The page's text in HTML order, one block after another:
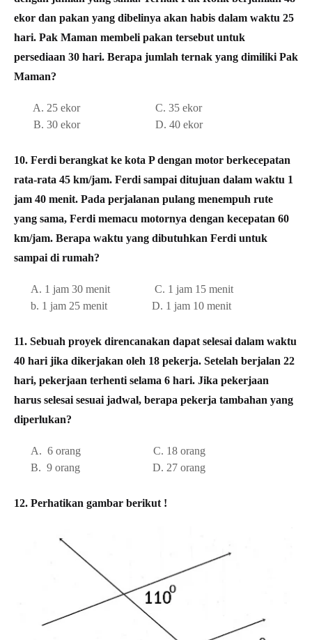
ekor dan pakan yang dibelinya akan habis dalam waktu 25
hari. Pak Maman membeli pakan tersebut untuk
persediaan 30 hari. Berapa jumlah ternak yang dimiliki Pak
Maman?
A. 25 ekor C. 35 ekor
B. 30 ekor D. 40 ekor
10. Ferdi berangkat ke kota P dengan motor berkecepatan
rata-rata 45 km/jam. Ferdi sampai ditujuan dalam waktu 1
jam 40 menit. Pada perjalanan pulang menempuh rute
yang sama, Ferdi memacu motornya dengan kecepatan 60
km/jam. Berapa waktu yang dibutuhkan Ferdi untuk
sampai di rumah?
A. 1 jam 30 menit C. 1 jam 15 menit
b. 1 jam 25 menit D. 1 jam 10 menit
11. Sebuah proyek direncanakan dapat selesai dalam waktu
40 hari jika dikerjakan oleh 18 pekerja. Setelah berjalan 22
hari, pekerjaan terhenti selama 6 hari. Jika pekerjaan
harus selesai sesuai jadwal, berapa pekerja tambahan yang
diperlukan?
A. 6 orang C. 18 orang
B. 9 orang D. 27 orang
12. Perhatikan gambar berikut !